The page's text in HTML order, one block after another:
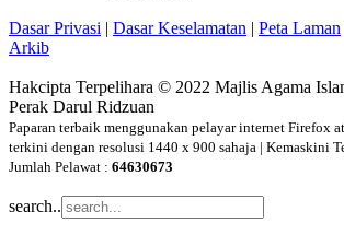
Dasar Privasi | Dasar Keselamatan | Peta Laman
Arkib
Hakcipta Terpelihara © 2022 Majlis Agama
Perak Darul Ridzuan
Paparan terbaik menggunakan pelayar internet Firefox
terkini dengan resolusi 1440 x 900 sahaja | Kemaskini
Jumlah Pelawat : 64630673
search..